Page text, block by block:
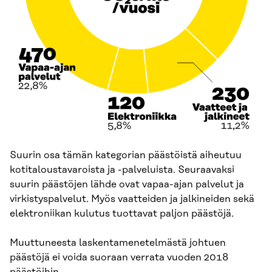
Suurin osa tämän kategorian päästöistä aiheutuu
kotitaloustavaroista ja -palveluista. Seuraavaksi
suurin päästöjen lähde ovat vapaa-ajan palvelut ja
virkistyspalvelut. Myös vaatteiden ja jalkineiden sekä
elektroniikan kulutus tuottavat paljon päästöjä.
Muuttuneesta laskentamenetelmästä johtuen
päästöjä ei voida suoraan verrata vuoden 2018